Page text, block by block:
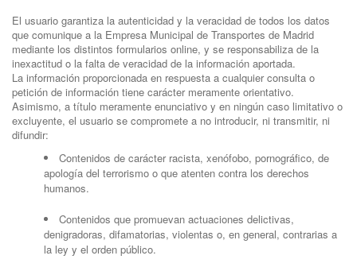
El usuario garantiza la autenticidad y la veracidad de todos los datos
que comunique a la Empresa Municipal de Transportes de Madrid
mediante los distintos formularios online, y se responsabiliza de la
inexactitud o la falta de veracidad de la información aportada.
La información proporcionada en respuesta a cualquier consulta o
petición de información tiene carácter meramente orientativo.
Asimismo, a título meramente enunciativo y en ningún caso limitativo o
excluyente, el usuario se compromete a no introducir, ni transmitir, ni
difundir:
Contenidos de carácter racista, xenófobo, pornográfico, de
apología del terrorismo o que atenten contra los derechos
humanos.
Contenidos que promuevan actuaciones delictivas,
denigradoras, difamatorias, violentas o, en general, contrarias a
la ley y el orden público.